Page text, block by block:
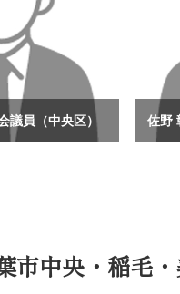
議員（中央区） 佐野
市中央・稲毛